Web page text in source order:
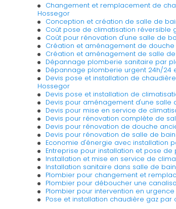
Changement et remplacement de
Hossegor
Conception et création de salle de
Coût pose de climatisation réversible
Coût pour rénovation d'une salle de
Création et aménagement de
Création et aménagement de salle
Dépannage plomberie sanitaire par
Dépannage plomberie urgent 24h/24
Devis pose et installation de
Hossegor
Devis pose et installation de
Devis pour aménagement d'une
Devis pour mise en service de
Devis pour rénovation complète de
Devis pour rénovation de douche
Devis pour rénovation de salle de
Economie d'énergie avec installation
Entreprise pour installation et pose
Installation et mise en service de
Installation sanitaire dans salle de
Plombier pour changement et
Plombier pour déboucher une
Plombier pour intervention en
Pose et installation chaudière gaz